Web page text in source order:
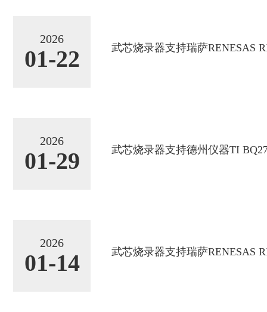
2026
01-22 武芯烧录器支持瑞萨RENESAS
2026
01-29 武芯烧录器支持德州仪器TI
2026
01-14 武芯烧录器支持瑞萨RENESAS